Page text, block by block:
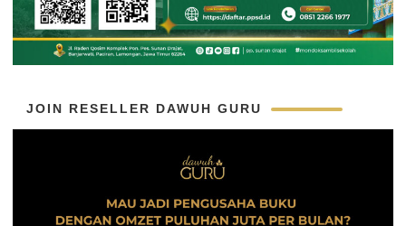
JOIN RESELLER DAWUH GURU